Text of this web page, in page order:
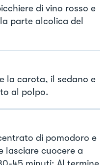
di vino rosso e
parte alcolica del
la carota, il sedano e
al polpo.
di pomodoro e
lasciare cuocere a